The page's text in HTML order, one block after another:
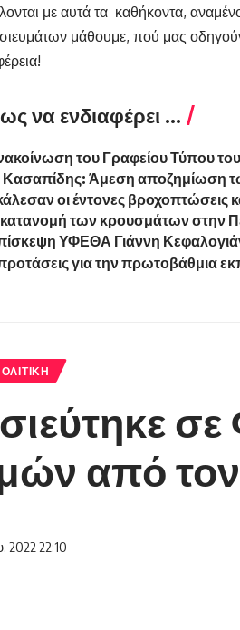
με αυτά τα καθήκοντα,
μάθουμε, πού μας
να ενδιαφέρει ...
του Γραφείου Τύπου
Κασαπίδης: Άμεση αποζημίωση
οι έντονες βροχοπτώσεις
των κρουσμάτων στην
ΥΦΕΘΑ Γιάννη
για την πρωτοβάθμια
από
2022 22:10